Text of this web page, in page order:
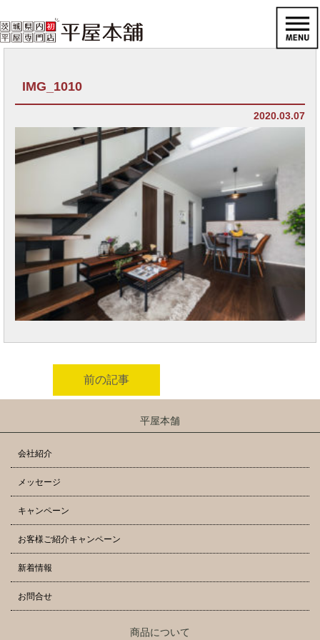
IMG_1010
2020.03.07
前の記事
平屋本舗
会社紹介
メッセージ
キャンペーン
お客様ご紹介キャンペーン
新着情報
お問合せ
商品について